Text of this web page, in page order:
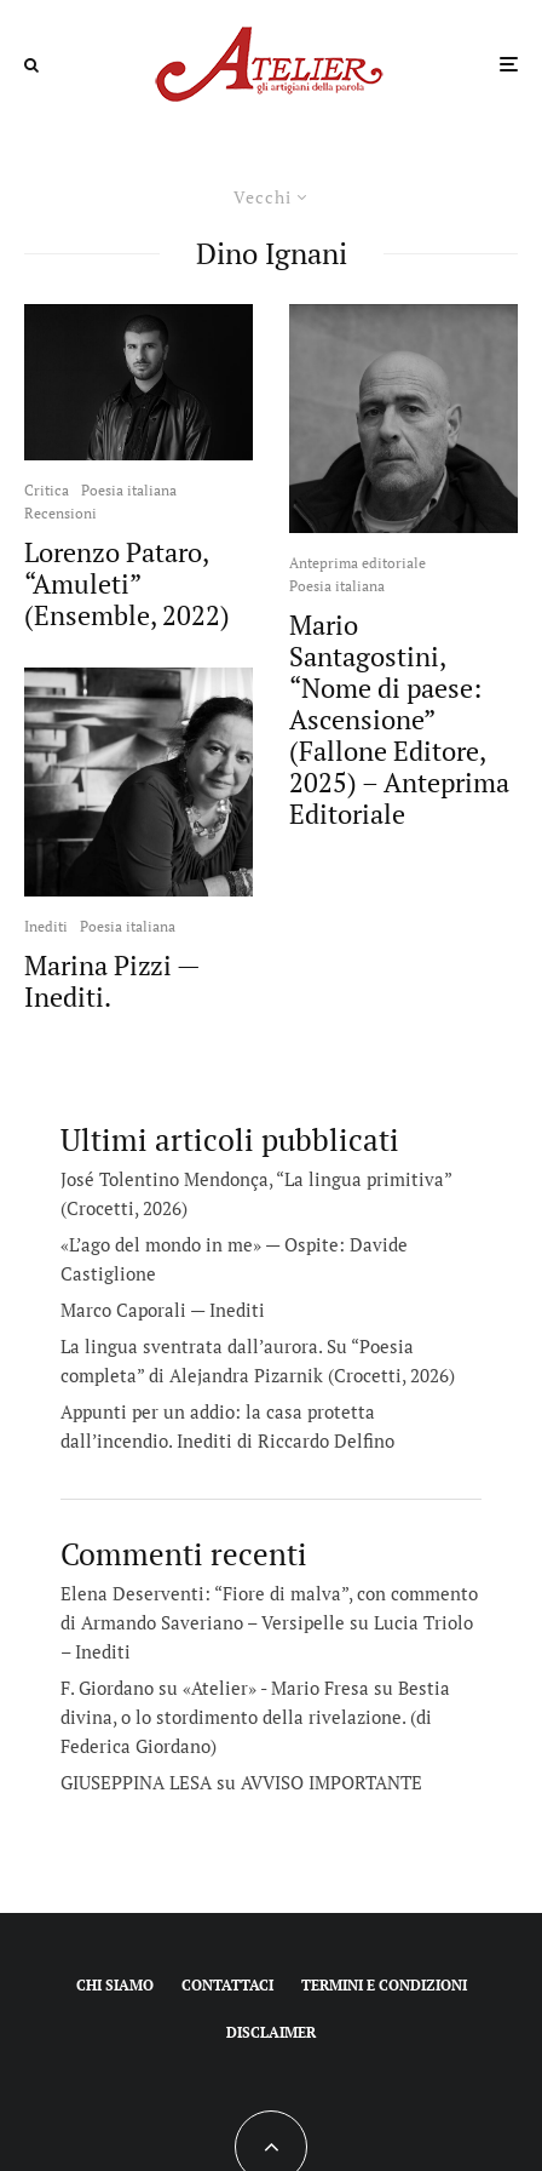
Vecchi
Dino Ignani
Critica
Poesia italiana
Recensioni
Lorenzo Pataro,
“Amuleti”
(Ensemble, 2022)
Inediti Poesia italiana
Marina Pizzi —
Inediti.
Anteprima editoriale
Poesia italiana
Mario
Santagostini,
“Nome di paese:
Ascensione”
(Fallone Editore,
2025) – Anteprima
Editoriale
Ultimi articoli pubblicati
José Tolentino Mendonça, “La lingua primitiva”
(Crocetti, 2026)
«L’ago del mondo in me» — Ospite: Davide
Castiglione
Marco Caporali — Inediti
La lingua sventrata dall’aurora. Su “Poesia
completa” di Alejandra Pizarnik (Crocetti, 2026)
Appunti per un addio: la casa protetta
dall’incendio. Inediti di Riccardo Delfino
Commenti recenti
Elena Deserventi: “Fiore di malva”, con commento
di Armando Saveriano – Versipelle su Lucia Triolo
– Inediti
F. Giordano su «Atelier» - Mario Fresa su Bestia
divina, o lo stordimento della rivelazione. (di
Federica Giordano)
GIUSEPPINA LESAsu AVVISO IMPORTANTE
CHI SIAMO CONTATTACI TERMINI E CONDIZIONI
DISCLAIMER